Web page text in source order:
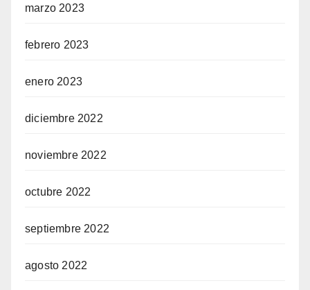
marzo 2023
febrero 2023
enero 2023
diciembre 2022
noviembre 2022
octubre 2022
septiembre 2022
agosto 2022